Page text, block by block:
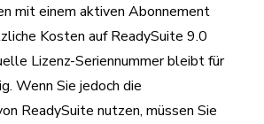
mit einem aktiven Abonnement
Kosten auf ReadySuite 9.0
Lizenz-Seriennummer bleibt für
Wenn Sie jedoch die
ReadySuite nutzen, müssen Sie